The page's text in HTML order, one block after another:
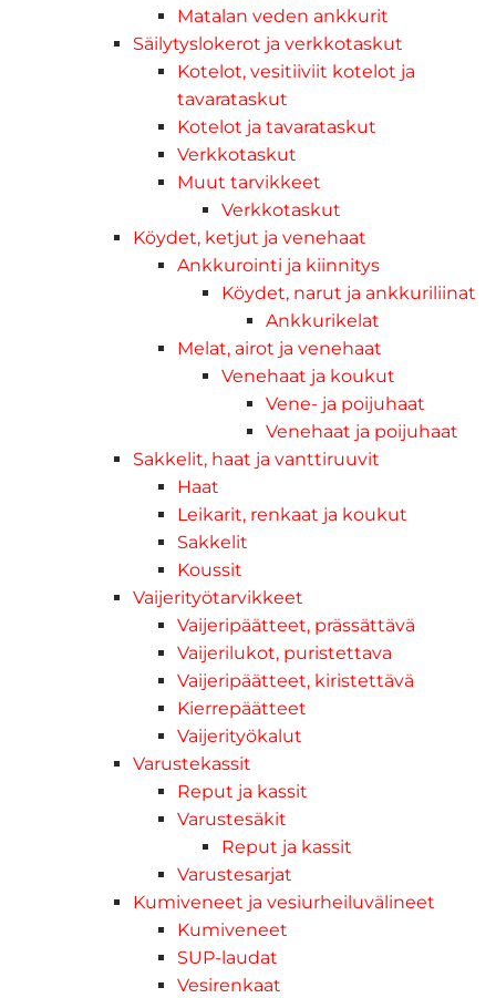
Matalan veden ankkurit
Säilytyslokerot ja verkkotaskut
Kotelot, vesitiiviit kotelot ja
tavarataskut
Kotelot ja tavarataskut
Verkkotaskut
Muut tarvikkeet
Verkkotaskut
Köydet, ketjut ja venehaat
Ankkurointi ja kiinnitys
Köydet, narut ja ankkuriliinat
Ankkurikelat
Melat, airot ja venehaat
Venehaat ja koukut
Vene- ja poijuhaat
Venehaat ja poijuhaat
Sakkelit, haat ja vanttiruuvit
Haat
Leikarit, renkaat ja koukut
Sakkelit
Koussit
Vaijerityötarvikkeet
Vaijeripäätteet, prässättävä
Vaijerilukot, puristettava
Vaijeripäätteet, kiristettävä
Kierrepäätteet
Vaijerityökalut
Varustekassit
Reput ja kassit
Varustesäkit
Reput ja kassit
Varustesarjat
Kumiveneet ja vesiurheiluvälineet
Kumiveneet
SUP-laudat
Vesirenkaat